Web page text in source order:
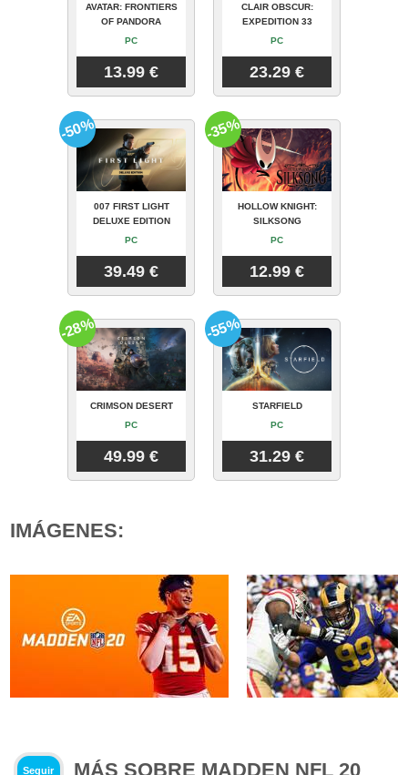
AVATAR: FRONTIERS
OF PANDORA
PC
13.99 €
CLAIR OBSCUR:
EXPEDITION 33
PC
23.29 €
007 FIRST LIGHT
DELUXE EDITION
PC
39.49 €
-50%
HOLLOW KNIGHT:
SILKSONG
PC
12.99 €
-35%
CRIMSON DESERT
PC
49.99 €
-28%
STARFIELD
PC
31.29 €
-55%
IMÁGENES:
Seguir MÁS SOBRE MADDEN NFL 20